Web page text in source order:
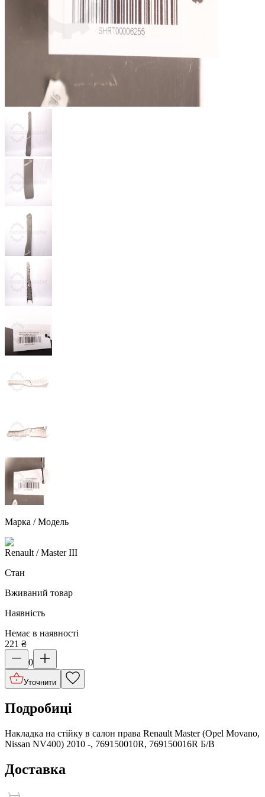
Марка / Модель
Renault / Master III
Стан
Вживаний товар
Наявність
Немає в наявності
221 ₴
0
Уточнити
Подробиці
Накладка на стійку в салон права Renault Master (Opel Movano,
Nissan NV400) 2010 -, 769150010R, 769150016R Б/В
Доставка